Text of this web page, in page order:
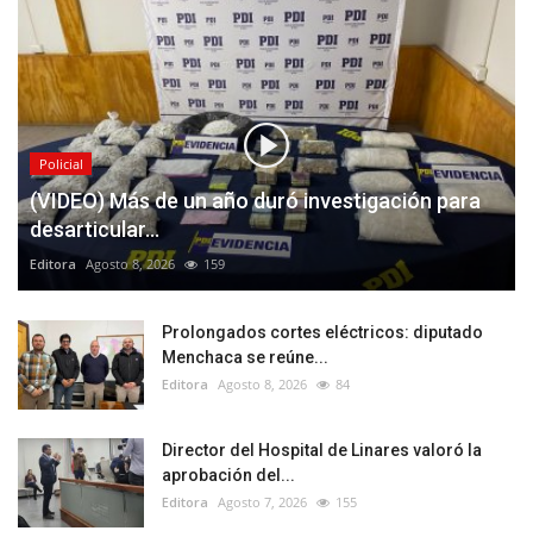
Policial
(VIDEO) Más de un año duró investigación para
desarticular...
Editora Agosto 8, 2026 159
Prolongados cortes eléctricos: diputado
Menchaca se reúne...
Editora Agosto 8, 2026 84
Director del Hospital de Linares valoró la
aprobación del...
Editora Agosto 7, 2026 155